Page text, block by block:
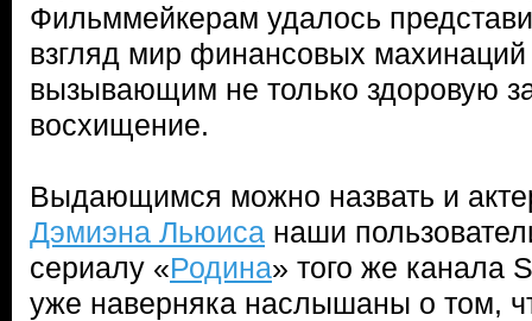
Фильммейкерам удалось
взгляд мир финансовых
вызывающим не только здоровую
восхищение.
Выдающимся можно назвать и
Дэмиэна Льюиса наши
сериалу «Родина» того же канала
уже наверняка наслышаны о том,